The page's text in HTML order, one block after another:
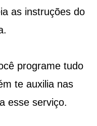
as instruções do
programe tudo
te auxilia nas
esse serviço.